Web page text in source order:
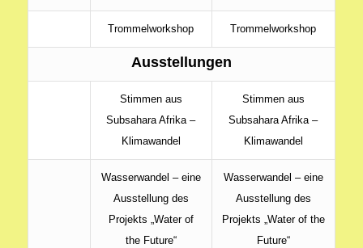
Trommelworkshop Trommelworkshop
Ausstellungen
Stimmen aus
Subsahara Afrika –
Klimawandel
Stimmen aus
Subsahara Afrika –
Klimawandel
Wasserwandel – eine
Ausstellung des
Projekts „Water of
the Future“
Wasserwandel – eine
Ausstellung des
Projekts „Water of the
Future“